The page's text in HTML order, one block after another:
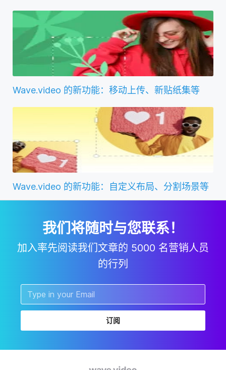
Wave.video 的新功能：移动上传、新贴纸集等
Wave.video 的新功能：自定义布局、分割场景等
我们将随时与您联系！
加入率先阅读我们文章的 5000 名营销人员
的行列
订阅